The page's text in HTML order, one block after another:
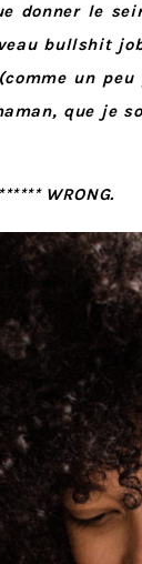
donner le
bullshit job.
un
que je
WRONG.